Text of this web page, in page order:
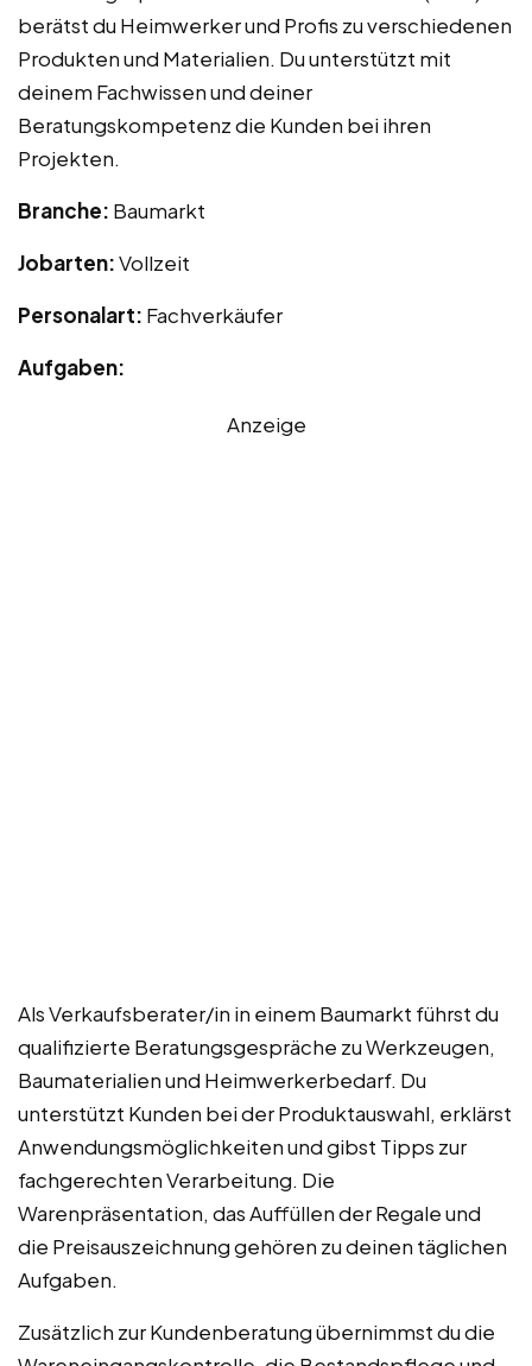
berätst du Heimwerker und Profis zu verschiedenen
Produkten und Materialien. Du unterstützt mit
deinem Fachwissen und deiner
Beratungskompetenz die Kunden bei ihren
Projekten.
Branche: Baumarkt
Jobarten:Vollzeit
Personalart: Fachverkäufer
Aufgaben:
Anzeige
Als Verkaufsberater/in in einem Baumarkt führst du
qualifizierte Beratungsgespräche zu Werkzeugen,
Baumaterialien und Heimwerkerbedarf. Du
unterstützt Kunden bei der Produktauswahl, erklärst
Anwendungsmöglichkeiten und gibst Tipps zur
fachgerechten Verarbeitung. Die
Warenpräsentation, das Auffüllen der Regale und
die Preisauszeichnung gehören zu deinen täglichen
Aufgaben.
Zusätzlich zur Kundenberatung übernimmst du die